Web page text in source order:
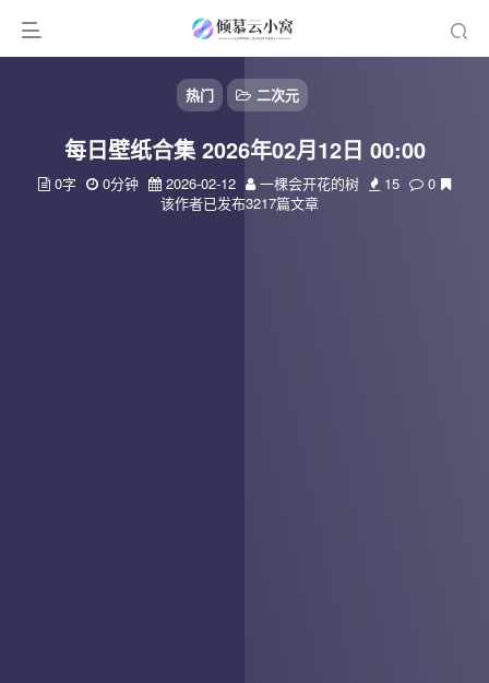
热门 二次元
每日壁纸合集 2026年02月12日 00:00
0字 0分钟 2026-02-12 一棵会开花的树 15
0
该作者已发布3217篇文章